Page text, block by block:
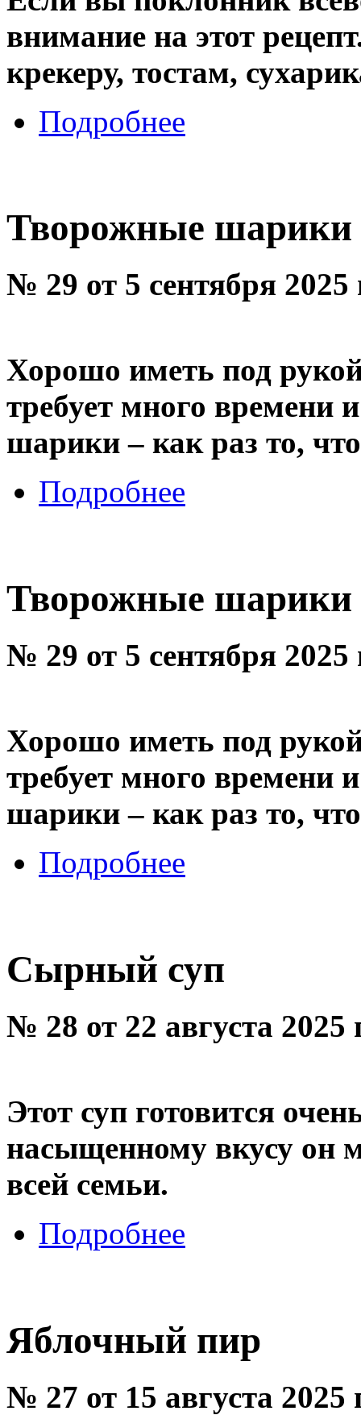
внимание на этот
крекеру, тостам,
Подробнее
Творожные шарики
№ 29 от 5 сентября 2025
Хорошо иметь под
требует много времени
шарики – как раз то,
Подробнее
Творожные шарики
№ 29 от 5 сентября 2025
Хорошо иметь под
требует много времени
шарики – как раз то,
Подробнее
Сырный суп
№ 28 от 22 августа 2025
Этот суп готовится
насыщенному вкусу он
всей семьи.
Подробнее
Яблочный пир
№ 27 от 15 августа 2025